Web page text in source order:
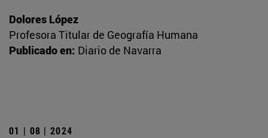
Dolores López
Profesora Titular de Geografía Humana
Publicado en: Diario de Navarra
01 | 08 | 2024